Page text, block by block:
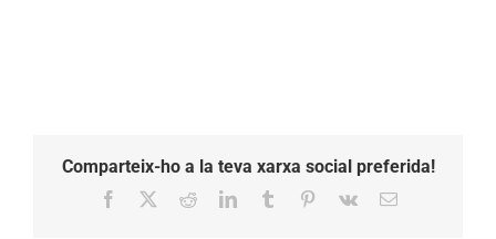
Comparteix-ho a la teva xarxa social preferida!
Facebook RedditLinkedInTumblr Pinterest
Vk Email: